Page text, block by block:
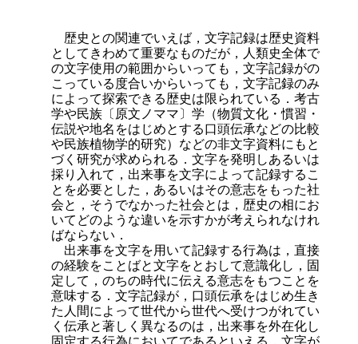
歴史との関連でいえば，文字記録は歴史資料
としてきわめて重要なものだが，人類史全体で
の文字使用の範囲からいっても，文字記録がの
こっている度合いからいっても，文字記録のみ
によって探索できる歴史は限られている．考古
学や民族〔原文ノママ〕学（物質文化・慣習・
伝説や地名をはじめとする口頭伝承などの比較
や民族植物学的研究）などの非文字資料にもと
づく研究が求められる．文字を発明しあるいは
採り入れて，出来事を文字によって記録するこ
とを必要とした，あるいはその意志をもった社
会と，そうでなかった社会とは，歴史の相にお
いてどのような違いを示すかが考えられなけれ
ばならない．
出来事を文字を用いて記録する行為は，直接
の経験をことばと文字をとおして意識化し，固
定して，のちの時代に伝える意志をもつことを
意味する．文字記録が，口頭伝承をはじめ生き
た人間によって世代から世代へ受けつがれてい
く伝承と著しく異なるのは，出来事を外在化し
固定する行為においてであるといえる．文字が